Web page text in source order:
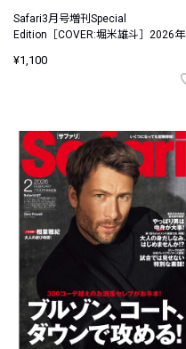
Safari3月号増刊Special
Edition［COVER:堀米雄斗］2026年
¥1,100